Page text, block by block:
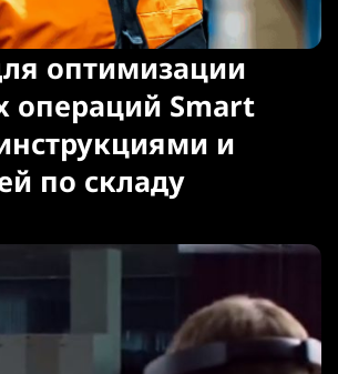
оптимизации
операций Smart
и
по складу